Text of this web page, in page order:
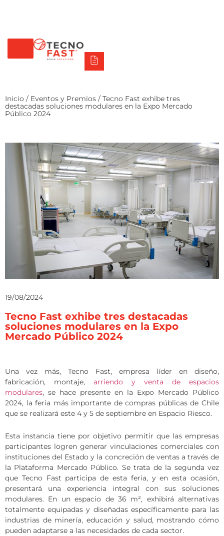
Inicio / Eventos y Premios / Tecno Fast exhibe tres
destacadas soluciones modulares en la Expo Mercado
Público 2024
19/08/2024
Tecno Fast exhibe tres destacadas
soluciones modulares en la Expo
Mercado Público 2024
Una vez más, Tecno Fast, empresa líder en diseño,
fabricación, montaje, arriendo y venta de espacios
modulares, se hace presente en la Expo Mercado Público
2024, la feria más importante de compras públicas de Chile
que se realizará este 4 y 5 de septiembre en Espacio Riesco.
Esta instancia tiene por objetivo permitir que las empresas
participantes logren generar vinculaciones comerciales con
instituciones del Estado y la concreción de ventas a través de
la Plataforma Mercado Público. Se trata de la segunda vez
que Tecno Fast participa de esta feria, y en esta ocasión,
presentará una experiencia integral con sus soluciones
modulares. En un espacio de 36 m², exhibirá alternativas
totalmente equipadas y diseñadas específicamente para las
industrias de minería, educación y salud, mostrando cómo
pueden adaptarse a las necesidades de cada sector.